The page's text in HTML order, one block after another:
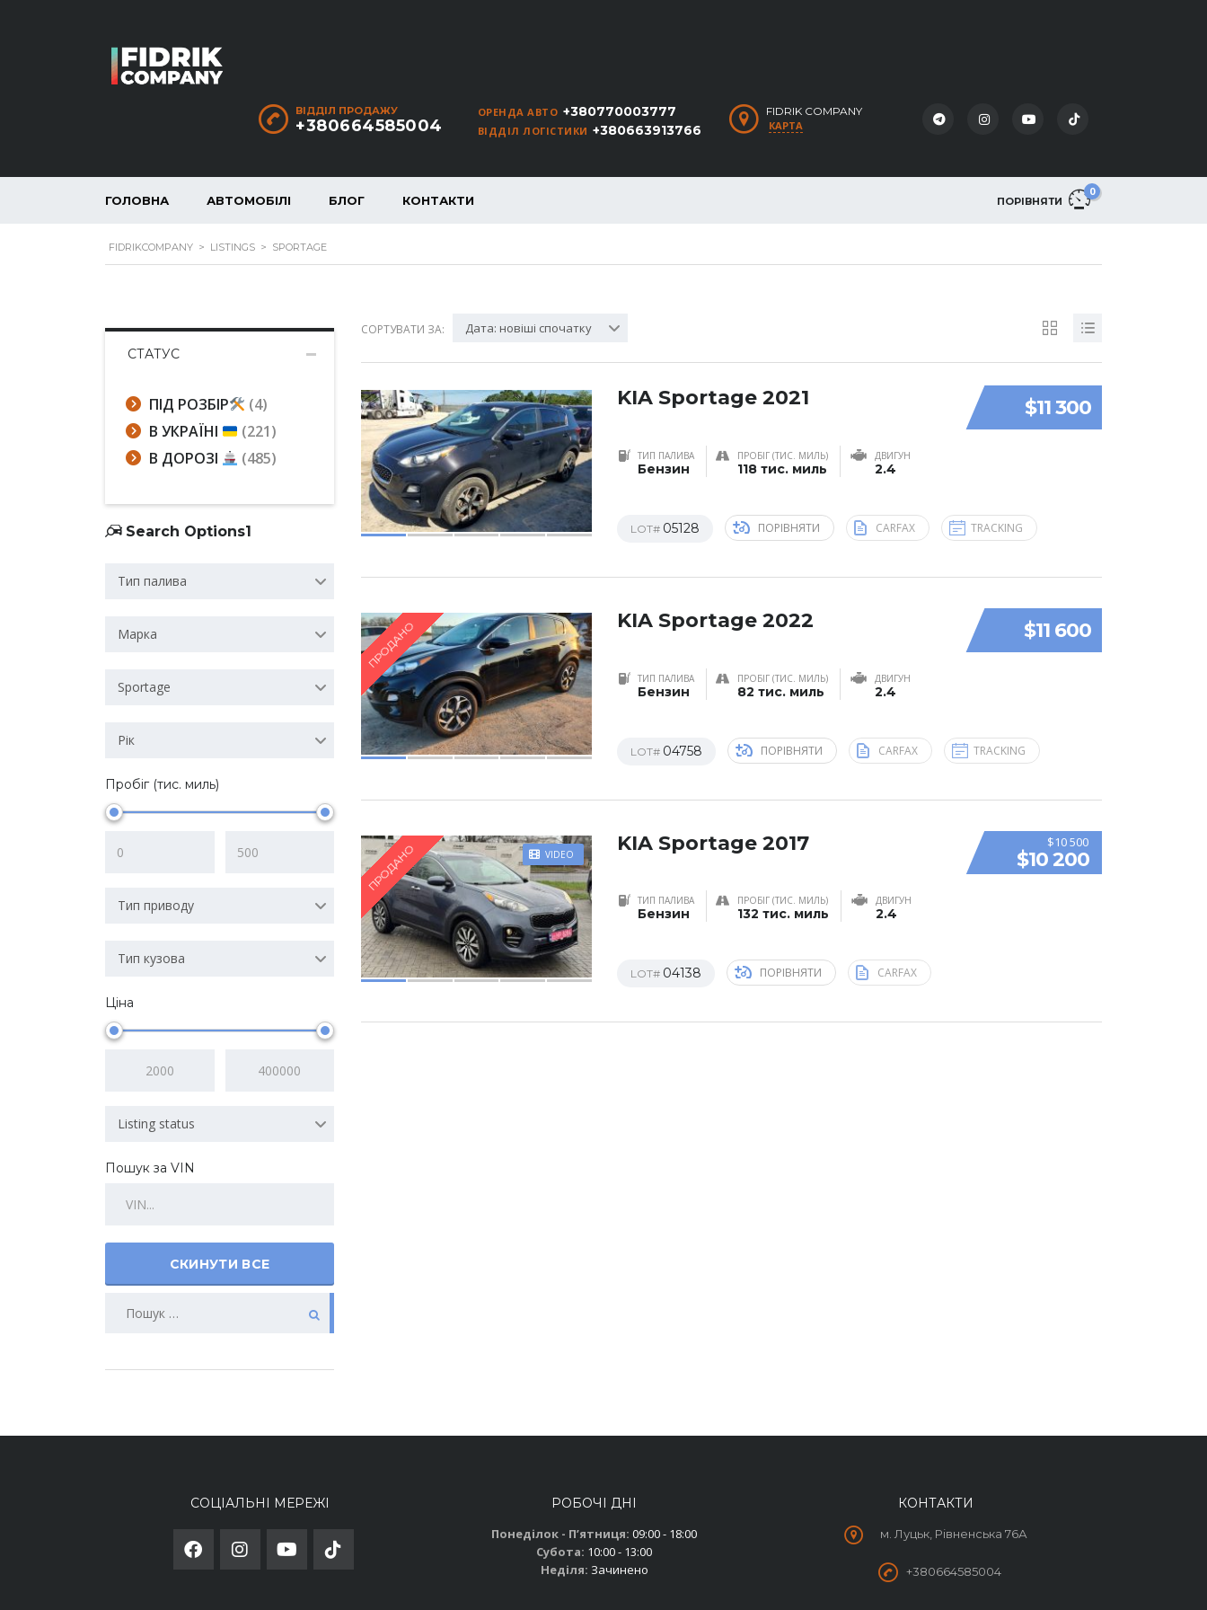
FIDRIK COMPANY
КАРТА
ОРЕНДА АВТО +380770003777
ВІДДІЛ ЛОГІСТИКИ +380663913766
ВІДДІЛ ПРОДАЖУ
+380664585004
ПОРІВНЯТИ
0
ГОЛОВНА АВТОМОБІЛІ БЛОГ КОНТАКТИ
FIDRIKCOMPANY > LISTINGS > SPORTAGE
СТАТУС
ПІД РОЗБІР
(4)
В УКРАЇНІ
(221)
В ДОРОЗІ
(485)
Search Options1
Тип палива
Марка
Sportage
Рік
Пробіг (тис. миль)
Тип приводу
Тип кузова
Ціна
Listing status
Пошук за VIN
СКИНУТИ ВСЕ
СОРТУВАТИ ЗА: Дата: новіші спочатку
$11 300
KIA Sportage 2021
ТИП ПАЛИВА
Бензин
ПРОБІГ (ТИС. МИЛЬ)
118 тис. миль
ДВИГУН
2.4
LOT# 05128 ПОРІВНЯТИ CARFAX TRACKING
ПРОДАНО $11 600
KIA Sportage 2022
ТИП ПАЛИВА
Бензин
ПРОБІГ (ТИС. МИЛЬ)
82 тис. миль
ДВИГУН
2.4
LOT# 04758 ПОРІВНЯТИ CARFAX TRACKING
VIDEO
ПРОДАНО
$10 500
$10 200
KIA Sportage 2017
ТИП ПАЛИВА
Бензин
ПРОБІГ (ТИС. МИЛЬ)
132 тис. миль
ДВИГУН
2.4
LOT# 04138 ПОРІВНЯТИ CARFAX
СОЦІАЛЬНІ МЕРЕЖІ
РОБОЧІ ДНІ
Понеділок - Пʼятниця: 09:00 - 18:00
Субота: 10:00 - 13:00
Неділя: Зачинено
КОНТАКТИ
м. Луцьк, Рівненська 76А
+380664585004